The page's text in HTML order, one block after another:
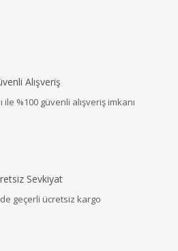
Alışveriş
ile %100 güvenli alışveriş imkanı
Sevkiyat
geçerli ücretsiz kargo